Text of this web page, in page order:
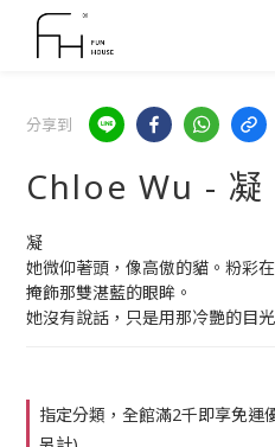
分享到
Chloe Wu - 凝
凝
她微仰著頭，像高傲的貓。粉彩
掩飾那雙湛藍的眼眸。
她沒有說話，只是用那冷艷的目
指定分類，全館滿2千即享免運